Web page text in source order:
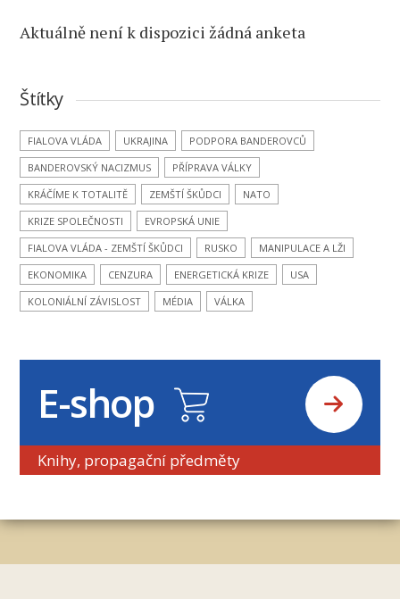
Aktuálně není k dispozici žádná anketa
Štítky
FIALOVA VLÁDA UKRAJINA
PODPORA BANDEROVCŮ
BANDEROVSKÝ NACIZMUS
PŘÍPRAVA VÁLKY
KRÁČÍME K TOTALITĚ
ZEMŠTÍ ŠKŮDCI
NATO
KRIZE SPOLEČNOSTI
EVROPSKÁ UNIE
FIALOVA VLÁDA - ZEMŠTÍ ŠKŮDCI
RUSKO
MANIPULACE A LŽI
EKONOMIKA
CENZURA ENERGETICKÁ KRIZE
USA
KOLONIÁLNÍ ZÁVISLOST
MÉDIA VÁLKA
E-shop
Knihy, propagační předměty